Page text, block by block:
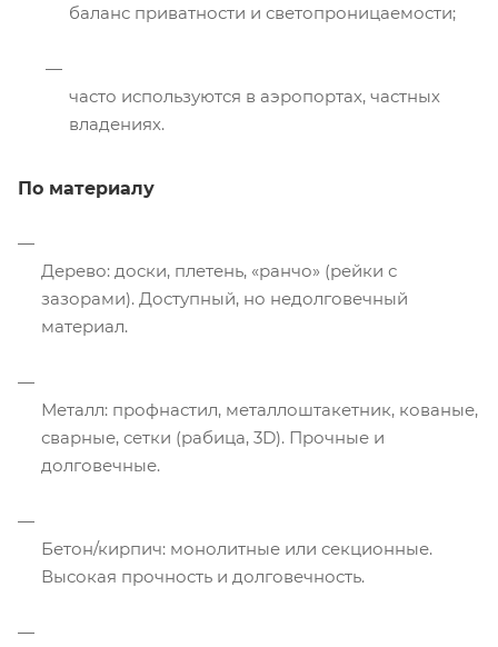
баланс приватности и светопроницаемости;
часто используются в аэропортах, частных
владениях.
По материалу
Дерево: доски, плетень, «ранчо» (рейки с
зазорами). Доступный, но недолговечный
материал.
Металл: профнастил, металлоштакетник, кованые,
сварные, сетки (рабица, 3D). Прочные и
долговечные.
Бетон/кирпич: монолитные или секционные.
Высокая прочность и долговечность.